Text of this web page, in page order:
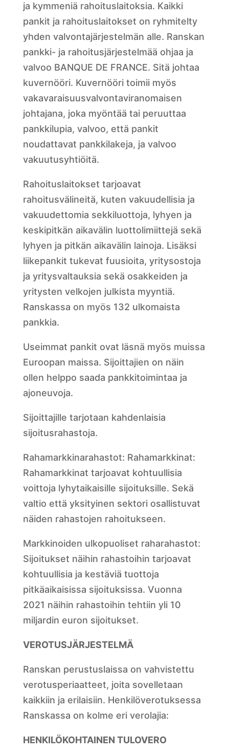
ja kymmeniä rahoituslaitoksia. Kaikki
pankit ja rahoituslaitokset on ryhmitelty
yhden valvontajärjestelmän alle. Ranskan
pankki- ja rahoitusjärjestelmää ohjaa ja
valvoo BANQUE DE FRANCE. Sitä johtaa
kuvernööri. Kuvernööri toimii myös
vakavaraisuusvalvontaviranomaisen
johtajana, joka myöntää tai peruuttaa
pankkilupia, valvoo, että pankit
noudattavat pankkilakeja, ja valvoo
vakuutusyhtiöitä.
Rahoituslaitokset tarjoavat
rahoitusvälineitä, kuten vakuudellisia ja
vakuudettomia sekkiluottoja, lyhyen ja
keskipitkän aikavälin luottolimiittejä sekä
lyhyen ja pitkän aikavälin lainoja. Lisäksi
liikepankit tukevat fuusioita, yritysostoja
ja yritysvaltauksia sekä osakkeiden ja
yritysten velkojen julkista myyntiä.
Ranskassa on myös 132 ulkomaista
pankkia.
Useimmat pankit ovat läsnä myös muissa
Euroopan maissa. Sijoittajien on näin
ollen helppo saada pankkitoimintaa ja
ajoneuvoja.
Sijoittajille tarjotaan kahdenlaisia
sijoitusrahastoja.
Rahamarkkinarahastot: Rahamarkkinat:
Rahamarkkinat tarjoavat kohtuullisia
voittoja lyhytaikaisille sijoituksille. Sekä
valtio että yksityinen sektori osallistuvat
näiden rahastojen rahoitukseen.
Markkinoiden ulkopuoliset raharahastot:
Sijoitukset näihin rahastoihin tarjoavat
kohtuullisia ja kestäviä tuottoja
pitkäaikaisissa sijoituksissa. Vuonna
2021 näihin rahastoihin tehtiin yli 10
miljardin euron sijoitukset.
VEROTUSJÄRJESTELMÄ
Ranskan perustuslaissa on vahvistettu
verotusperiaatteet, joita sovelletaan
kaikkiin ja erilaisiin. Henkilöverotuksessa
Ranskassa on kolme eri verolajia:
HENKILÖKOHTAINEN TULOVERO